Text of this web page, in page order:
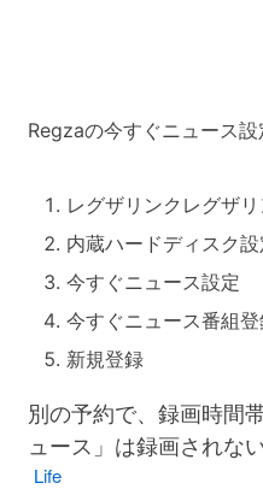
Regzaの今すぐニュース
レグザリンクレグザ
内蔵ハードディスク設
今すぐニュース設定
今すぐニュース番組
新規登録
別の予約で、録画時間
ュース」は録画されない
Life